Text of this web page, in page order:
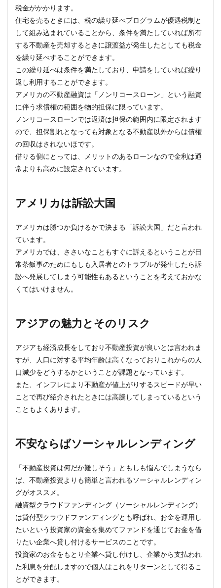
税金がかかります。
住宅を売るときには、税の繰り延べプログラムが優遇税制と
して組み込まれていることから、条件を満たしていれば所有
する不動産を売却するときに譲渡益が発生したとしても税金
を繰り延べすることができます。
この繰り延べは条件を満たしており、申請をしていれば繰り
返し利用することができます。
アメリカの不動産融資は「ノンリコースローン」という融資
に伴う求償権の範囲を物的担保に限っています。
ノンリコースローンでは返済は担保の範囲内に限定されます
ので、担保割れとなっても対象となる不動産以外からは債権
の回収はされないほです。
借りる側にとっては、メリットのあるローンなので金利は通
常よりも高めに設定されています。
アメリカは訴訟大国
アメリカは勝つか負けるかで決まる「訴訟大国」だと言われ
ています。
アメリカでは、ささいなこともすぐに訴えるということが日
常茶飯事のためにもしも入居者とのトラブルが発生したら訴
訟へ発展してしまう可能性もあるということを考えておかな
くてはいけません。
アジアの魅力とそのリスク
アジアも経済成長をしており不動産投資が良いとは言われま
すが、人口に対する平均年齢は高くなっておりこれからの人
口減少をどうするかということが課題となっています。
また、インフレにより不動産が値上がりするスピードが早い
ことで再び紹介されたときには高騰してしまっているという
こともよくあります。
不安ならばソーシャルレンディング
「不動産投資は何だか難しそう」ともしも悩んでしまうなら
ば、不動産投資よりも簡単と言われるソーシャルレンディン
グがオススメ。
融資型クラウドファンディング（ソーシャルレンディング）
は貸付型クラウドファンディングとも呼ばれ、お金を運用し
たいという投資家の資金を集めてファンドを通じてお金を借
りたい企業へ貸し付けるサービスのことです。
投資家のお金をもとり企業へ貸し付けし、企業から支払われ
た利息を分配しますので個人はこれをリターンとして得るこ
とができます。